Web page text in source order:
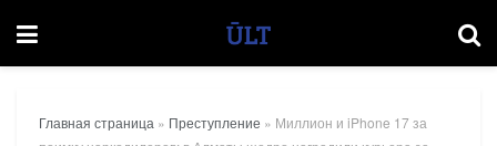
Главная страница » Преступление » Миллион и iPhone 17 за